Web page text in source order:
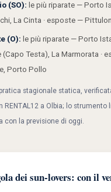
(SO): le più riparate — Porto
La Cinta · esposte —
(O): le più riparate — Porto
(Capo Testa), La Marmorata ·
Porto Pollo
stagionale statica,
RENTAL12 a Olbia; lo strumento
con la previsione di oggi.
dei sun-lovers: con il